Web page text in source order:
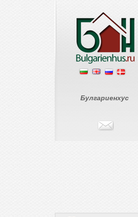
Булгариенхус
Съни Дей 6